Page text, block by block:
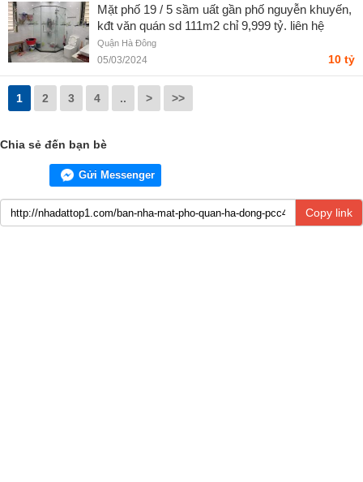
Mặt phố 19 / 5 sầm uất gần phố nguyễn khuyến,
kđt văn quán sd 111m2 chỉ 9,999 tỷ. liên hệ
0989.62.6116
Quận Hà Đông
05/03/2024 10 tỷ
1 2 3 4 .. > >>
Chia sẻ đến bạn bè
Gửi Messenger
Copy link